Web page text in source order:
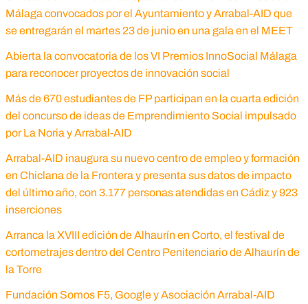
Málaga convocados por el Ayuntamiento y Arrabal-AID que
se entregarán el martes 23 de junio en una gala en el MEET
Abierta la convocatoria de los VI Premios InnoSocial Málaga
para reconocer proyectos de innovación social
Más de 670 estudiantes de FP participan en la cuarta edición
del concurso de ideas de Emprendimiento Social impulsado
por La Noria y Arrabal-AID
Arrabal-AID inaugura su nuevo centro de empleo y formación
en Chiclana de la Frontera y presenta sus datos de impacto
del último año, con 3.177 personas atendidas en Cádiz y 923
inserciones
Arranca la XVIII edición de Alhaurín en Corto, el festival de
cortometrajes dentro del Centro Penitenciario de Alhaurín de
la Torre
Fundación Somos F5, Google y Asociación Arrabal-AID